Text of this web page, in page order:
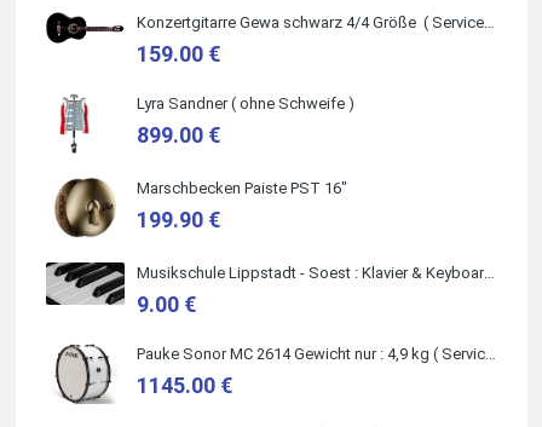
Marie-Luise Mroß
Ich bin super zufrieden mit meiner neuen Ukulele! Einfach am
worden. Ich würde den Besuch im Musikgeschäft Stöppel
jedem Onlineshopping vorziehen.
Quelle: Google-Rezension
159.00 €
Lyra Sandner ( ohne Schweife )
899.00 €
Marschbecken Paiste PST 16"
199.90 €
Musikschule Lippstadt - Soest : Klavier & Keyboardunterricht
9.00 €
1145.00 €